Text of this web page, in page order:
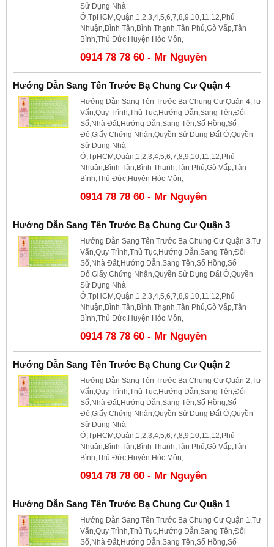
Sử Dụng Nhà
Ở,TpHCM,Quận,1,2,3,4,5,6,7,8,9,10,11,12,Phú
Nhuận,Bình Tân,Bình Thạnh,Tân Phú,Gò Vấp,Tân
Bình,Thủ Đức,Huyện Hóc Môn,
0914 78 78 60 - Mr Nguyên
Hướng Dẫn Sang Tên Trước Bạ Chung Cư Quận 4
Hướng Dẫn Sang Tên Trước Bạ Chung Cư Quận 4,Tư
Vấn,Quy Trình,Thủ Tục,Hướng Dẫn,Sang Tên,Đổi
Sổ,Nhà Đất,Hướng Dẫn,Sang Tên,Sổ Hồng,Sổ
Đỏ,Giấy Chứng Nhận,Quyền Sử Dụng Đất Ở,Quyền
Sử Dụng Nhà
Ở,TpHCM,Quận,1,2,3,4,5,6,7,8,9,10,11,12,Phú
Nhuận,Bình Tân,Bình Thạnh,Tân Phú,Gò Vấp,Tân
Bình,Thủ Đức,Huyện Hóc Môn,
0914 78 78 60 - Mr Nguyên
Hướng Dẫn Sang Tên Trước Bạ Chung Cư Quận 3
Hướng Dẫn Sang Tên Trước Bạ Chung Cư Quận 3,Tư
Vấn,Quy Trình,Thủ Tục,Hướng Dẫn,Sang Tên,Đổi
Sổ,Nhà Đất,Hướng Dẫn,Sang Tên,Sổ Hồng,Sổ
Đỏ,Giấy Chứng Nhận,Quyền Sử Dụng Đất Ở,Quyền
Sử Dụng Nhà
Ở,TpHCM,Quận,1,2,3,4,5,6,7,8,9,10,11,12,Phú
Nhuận,Bình Tân,Bình Thạnh,Tân Phú,Gò Vấp,Tân
Bình,Thủ Đức,Huyện Hóc Môn,
0914 78 78 60 - Mr Nguyên
Hướng Dẫn Sang Tên Trước Bạ Chung Cư Quận 2
Hướng Dẫn Sang Tên Trước Bạ Chung Cư Quận 2,Tư
Vấn,Quy Trình,Thủ Tục,Hướng Dẫn,Sang Tên,Đổi
Sổ,Nhà Đất,Hướng Dẫn,Sang Tên,Sổ Hồng,Sổ
Đỏ,Giấy Chứng Nhận,Quyền Sử Dụng Đất Ở,Quyền
Sử Dụng Nhà
Ở,TpHCM,Quận,1,2,3,4,5,6,7,8,9,10,11,12,Phú
Nhuận,Bình Tân,Bình Thạnh,Tân Phú,Gò Vấp,Tân
Bình,Thủ Đức,Huyện Hóc Môn,
0914 78 78 60 - Mr Nguyên
Hướng Dẫn Sang Tên Trước Bạ Chung Cư Quận 1
Hướng Dẫn Sang Tên Trước Bạ Chung Cư Quận 1,Tư
Vấn,Quy Trình,Thủ Tục,Hướng Dẫn,Sang Tên,Đổi
Sổ,Nhà Đất,Hướng Dẫn,Sang Tên,Sổ Hồng,Sổ